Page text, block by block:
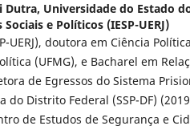
Dutra, Universidade do Estado
e Políticos (IESP-UERJ)
UERJ), doutora em Ciência Política
(UFMG), e Bacharel em
de Egressos do Sistema
do Distrito Federal (SSP-DF)
de Estudos de Segurança e